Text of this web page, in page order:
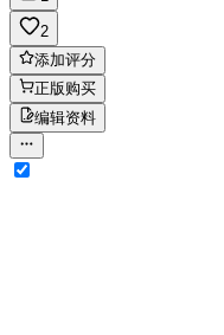
2
添加评分
正版购买
编辑资料